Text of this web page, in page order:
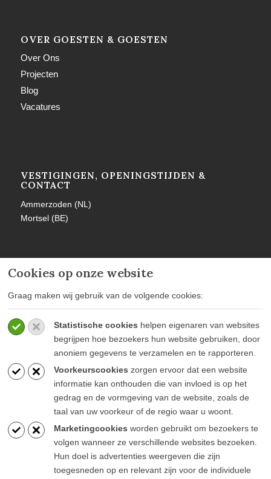
Cookies op onze website
Graag maken wij gebruik van de volgende cookies:
Statistische cookies helpen eigenaren van websites
begrijpen hoe bezoekers hun website gebruiken, door
anoniem gegevens te verzamelen en te rapporteren.
Voorkeurscookies zorgen ervoor dat een website
informatie kan onthouden die van invloed is op het
gedrag en de vormgeving van de website, zoals de
taal van uw voorkeur of de regio waar u woont.
Marketingcookies worden gebruikt om bezoekers te
volgen wanneer ze verschillende websites bezoeken.
Hun doel is advertenties weergeven die zijn
toegesneden op en relevant zijn voor de individuele
OVER GOESTEN & GOESTEN
Over Ons
Projecten
Blog
Vacatures
VESTIGINGEN, OPENINGSTIJDEN &
CONTACT
Ammerzoden (NL)
Mortsel (BE)
MEER INFORMATIE
Privacy policy
Algemene voorwaarden
Veelgestelde vragen
BLIJF OP DE HOOGTE